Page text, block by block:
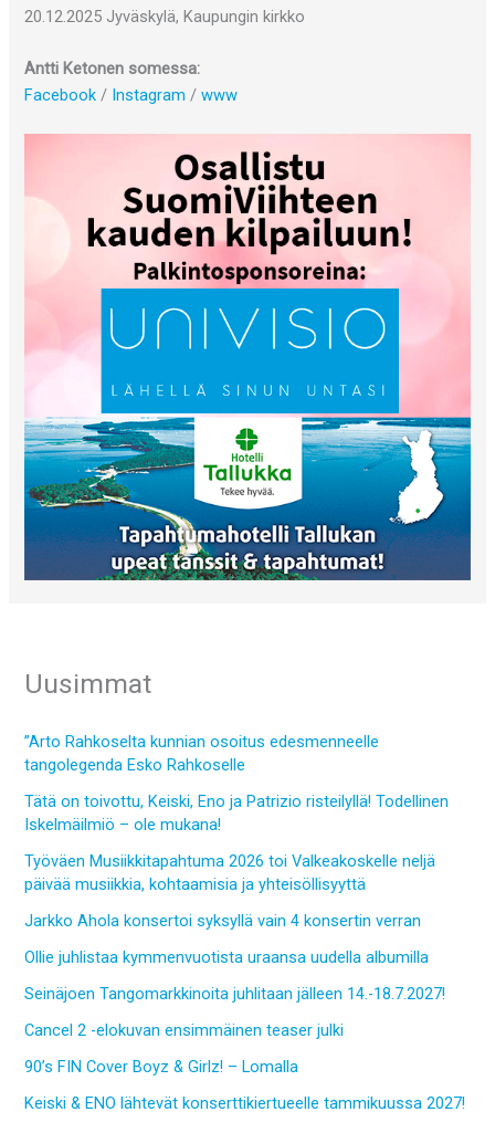
20.12.2025 Jyväskylä, Kaupungin kirkko
Antti Ketonen somessa:
Facebook / Instagram/www
Uusimmat
”Arto Rahkoselta kunnian osoitus edesmenneelle
tangolegenda Esko Rahkoselle
Tätä on toivottu, Keiski, Eno ja Patrizio risteilyllä! Todellinen
Iskelmäilmiö – ole mukana!
Työväen Musiikkitapahtuma 2026 toi Valkeakoskelle neljä
päivää musiikkia, kohtaamisia ja yhteisöllisyyttä
Jarkko Ahola konsertoi syksyllä vain 4 konsertin verran
Ollie juhlistaa kymmenvuotista uraansa uudella albumilla
Seinäjoen Tangomarkkinoita juhlitaan jälleen 14.-18.7.2027!
Cancel 2 -elokuvan ensimmäinen teaser julki
90’s FIN Cover Boyz & Girlz! – Lomalla
Keiski & ENO lähtevät konserttikiertueelle tammikuussa 2027!